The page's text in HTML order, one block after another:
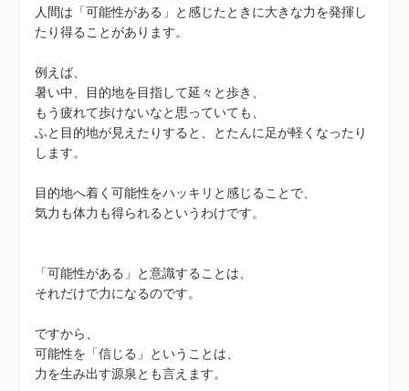
人間は「可能性がある」と感じたときに大きな力を発揮し
たり得ることがあります。
例えば、
暑い中、目的地を目指して延々と歩き、
もう疲れて歩けないなと思っていても、
ふと目的地が見えたりすると、とたんに足が軽くなったり
します。
目的地へ着く可能性をハッキリと感じることで、
気力も体力も得られるというわけです。
「可能性がある」と意識することは、
それだけで力になるのです。
ですから、
可能性を「信じる」ということは、
力を生み出す源泉とも言えます。